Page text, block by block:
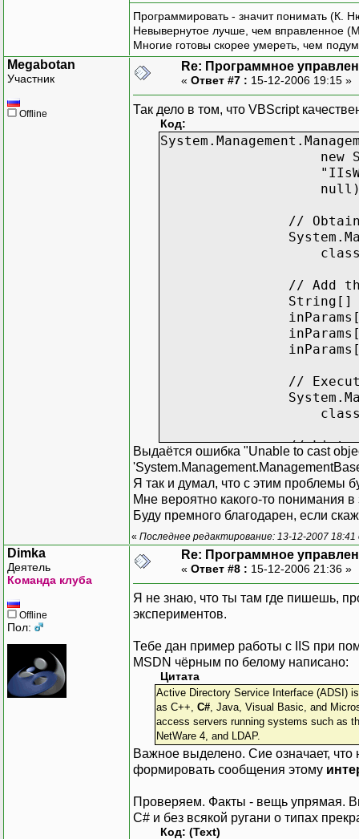
Программировать - значит понимать (К.
Невывернутое лучше, чем вправленное
Многие готовы скорее умереть, чем
Megabotan
Участник
Offline
Re: Программное
« Ответ #7 : 15-12-2006 19:15 »
Так дело в том, что VBScript
Код:
new
// Obtain in-
// Add the
String[] Bindings
// Execute the
// List
Выдаётся ошибка "Unable to cast
Я так и думал, что с этим проблемы
Мне вероятно какого-то понимания
Буду премного благодарен, если
« Последнее редактирование: 13-12-2007
Dimka
Деятель
Команда клуба
Offline
Пол:
Re: Программное
« Ответ #8 : 15-12-2006 21:36 »
Я не знаю, что ты там где пишешь,
экспериментов.
Тебе дан пример работы с IIS при
MSDN чёрным по белому написано:
Цитата
Active Directory Service Interface (ADSI)
as C++, C#, Java, Visual Basic, and
access servers running systems such as
NetWare 4, and LDAP.
Важное выделено. Сие означает,
формировать сообщения этому
Проверяем. Факты - вещь упрямая.
C# и без всякой ругани о типах
Код: (Text)